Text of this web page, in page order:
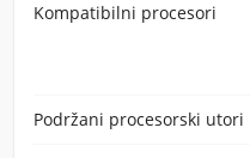
Kompatibilni procesori
Podržani procesorski utori